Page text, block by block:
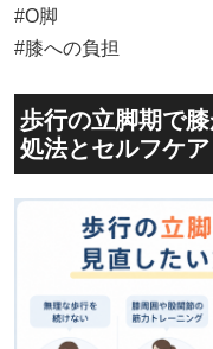
#O脚
#膝への負担
歩行の立脚期で
処法とセルフケア